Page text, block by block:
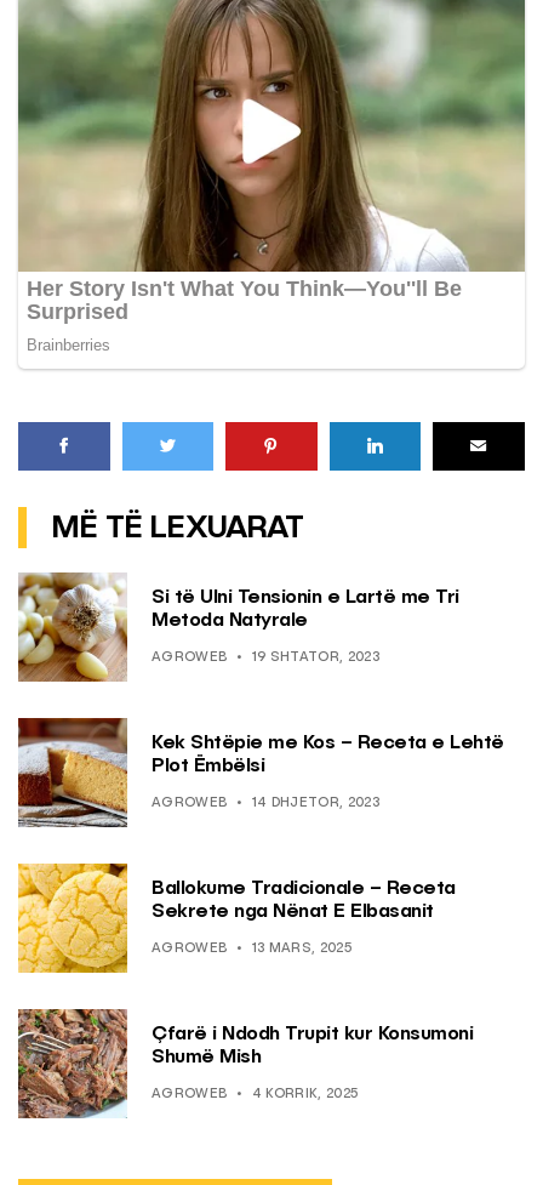
MË TË LEXUARAT
Si të Ulni Tensionin e Lartë me Tri
Metoda Natyrale
AGROWEB 19 SHTATOR, 2023
Kek Shtëpie me Kos – Receta e Lehtë
Plot Ëmbëlsi
AGROWEB 14 DHJETOR, 2023
Ballokume Tradicionale – Receta
Sekrete nga Nënat E Elbasanit
AGROWEB 13 MARS, 2025
Çfarë i Ndodh Trupit kur Konsumoni
Shumë Mish
AGROWEB 4 KORRIK, 2025